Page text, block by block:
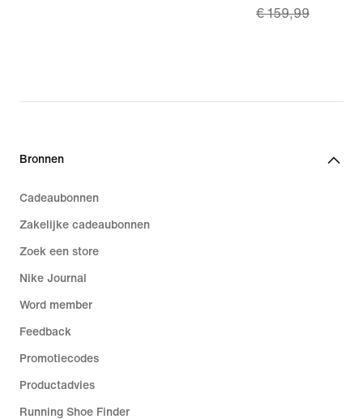
price
€ 159,99
€ 159,99
Bronnen
Cadeaubonnen
Zakelijke cadeaubonnen
Zoek een store
Nike Journal
Word member
Feedback
Promotiecodes
Productadvies
Running Shoe Finder